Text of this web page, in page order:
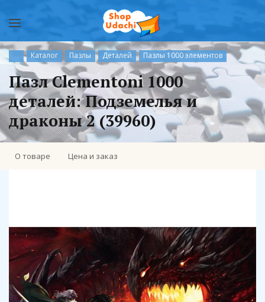
Каталог Пазлы Деталей Пазлы 1000 элементов
Пазл Clementoni 1000
деталей: Подземелья и
драконы 2 (39960)
О товаре Цена и заказ